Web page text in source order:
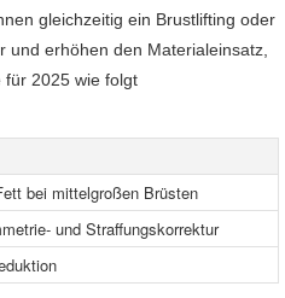
gleichzeitig ein Brustlifting oder
erhöhen den Materialeinsatz,
für 2025 wie folgt
bei mittelgroßen Brüsten
und Straffungskorrektur